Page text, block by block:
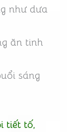
như dưa
ăn tinh
sáng
tiết tố,